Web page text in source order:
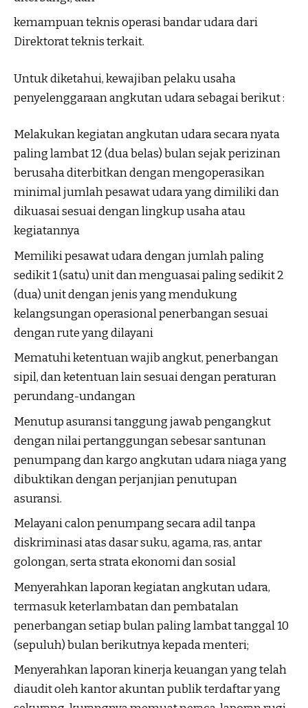
kemampuan teknis operasi bandar udara dari
Direktorat teknis terkait.
Untuk diketahui, kewajiban pelaku usaha
penyelenggaraan angkutan udara sebagai berikut :
Melakukan kegiatan angkutan udara secara nyata
paling lambat 12 (dua belas) bulan sejak perizinan
berusaha diterbitkan dengan mengoperasikan
minimal jumlah pesawat udara yang dimiliki dan
dikuasai sesuai dengan lingkup usaha atau
kegiatannya
Memiliki pesawat udara dengan jumlah paling
sedikit 1 (satu) unit dan menguasai paling sedikit 2
(dua) unit dengan jenis yang mendukung
kelangsungan operasional penerbangan sesuai
dengan rute yang dilayani
Mematuhi ketentuan wajib angkut, penerbangan
sipil, dan ketentuan lain sesuai dengan peraturan
perundang-undangan
Menutup asuransi tanggung jawab pengangkut
dengan nilai pertanggungan sebesar santunan
penumpang dan kargo angkutan udara niaga yang
dibuktikan dengan perjanjian penutupan
asuransi.
Melayani calon penumpang secara adil tanpa
diskriminasi atas dasar suku, agama, ras, antar
golongan, serta strata ekonomi dan sosial
Menyerahkan laporan kegiatan angkutan udara,
termasuk keterlambatan dan pembatalan
penerbangan setiap bulan paling lambat tanggal 10
(sepuluh) bulan berikutnya kepada menteri;
Menyerahkan laporan kinerja keuangan yang telah
diaudit oleh kantor akuntan publik terdaftar yang